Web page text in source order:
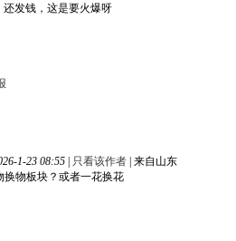
还发钱，这是要火爆呀
1-23 08:55
只看该作者 来自山东
换物板块？或者一花换花